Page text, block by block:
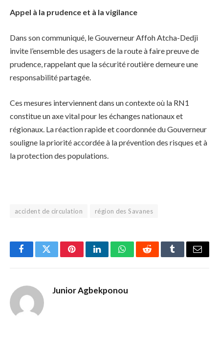
Appel à la prudence et à la vigilance
Dans son communiqué, le Gouverneur Affoh Atcha-Dedji
invite l’ensemble des usagers de la route à faire preuve de
prudence, rappelant que la sécurité routière demeure une
responsabilité partagée.
Ces mesures interviennent dans un contexte où la RN1
constitue un axe vital pour les échanges nationaux et
régionaux. La réaction rapide et coordonnée du Gouverneur
souligne la priorité accordée à la prévention des risques et à
la protection des populations.
accident de circulation région des Savanes
FacebookTwitterPinterestLinkedInWhatsAppRedditTumblrEmail
Junior Agbekponou